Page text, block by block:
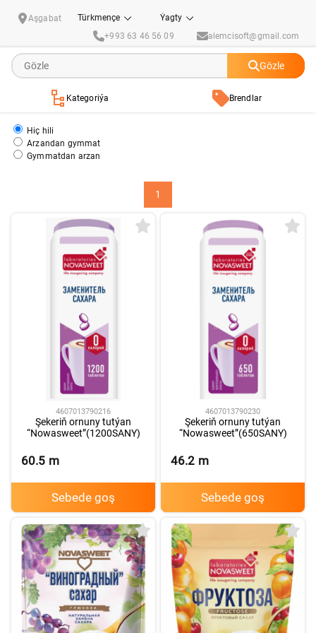
Aşgabat Türkmençe
Ýagty
+993 63 46 56 09
alemcisoft@gmail.com
Gözle
Kategoriýa Brendlar
Hiç hili
Arzandan gymmat
Gymmatdan arzan
1
4607013790216
Şekeriň ornuny tutýan
“Nowasweet”(1200SANY)
60.5 m
Sebede goş
4607013790230
Şekeriň ornuny tutýan
“Nowasweet”(650SANY)
46.2 m
Sebede goş